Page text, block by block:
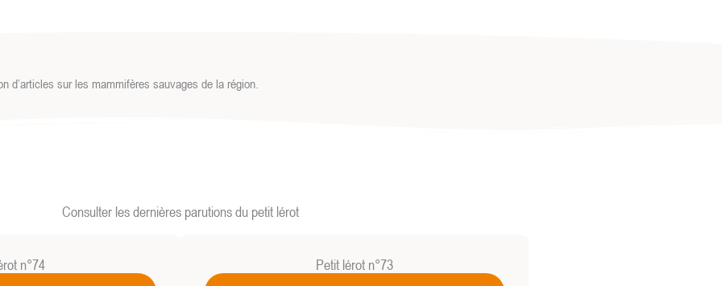
d’articles sur les mammifères sauvages de la région.
Consulter les dernières parutions du petit lérot
n°74 Petit lérot n°73